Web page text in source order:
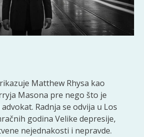
Matthew Rhysa kao
Masona pre nego što je
Radnja se odvija u Los
godina Velike depresije,
nejednakosti i nepravde.